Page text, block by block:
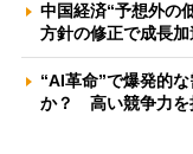
中国経済“予想外の
方針の修正で成長
“AI革命”で爆発的
か？ 高い競争力を